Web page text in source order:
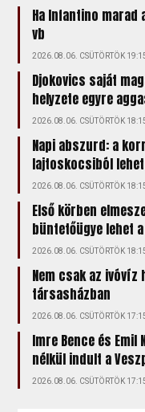
Ha Infantino marad
vb
2026.08.06. CSÜTÖRTÖK
Djokovics saját
helyzete egyre
2026.08.06. CSÜTÖRTÖK
Napi abszurd: a
lajtoskocsiból
2026.08.06. CSÜTÖRTÖK
Első körben
büntetőügye lehet
2026.08.06. CSÜTÖRTÖK
Nem csak az
társasházban
2026.08.06. CSÜTÖRTÖK
Imre Bence és
nélkül indult a
2026.08.06. CSÜTÖRTÖK